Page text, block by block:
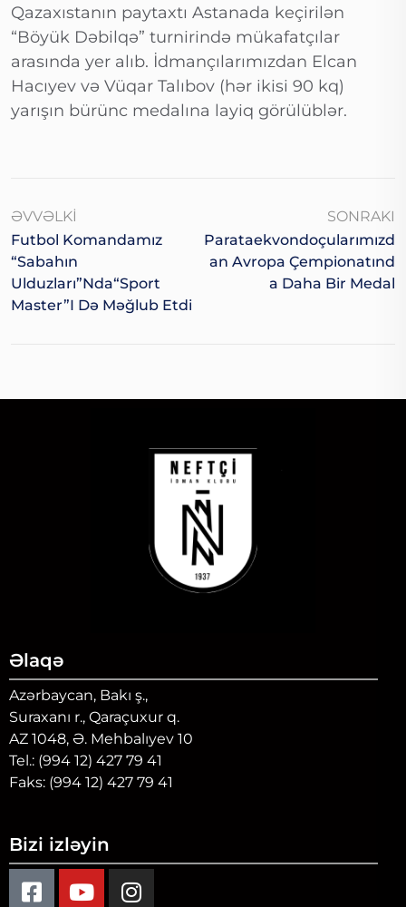
Qazaxıstanın paytaxtı Astanada keçirilən
“Böyük Dəbilqə” turnirində mükafatçılar
arasında yer alıb. İdmançılarımızdan Elcan
Hacıyev və Vüqar Talıbov (hər ikisi 90 kq)
yarışın bürünc medalına layiq görülüblər.
ƏVVƏLKI
Futbol Komandamız
“Sabahın
Ulduzları”nda“Sport
Master”i Də Məğlub Etdi
SONRAKI
Parataekvondoçularımızd
An Avropa Çempionatınd
A Daha Bir Medal
Əlaqə
Azərbaycan, Bakı ş.,
Suraxanı r., Qaraçuxur q.
AZ 1048, Ə. Mehbalıyev 10
Tel.: (994 12) 427 79 41
Faks: (994 12) 427 79 41
Bizi izləyin